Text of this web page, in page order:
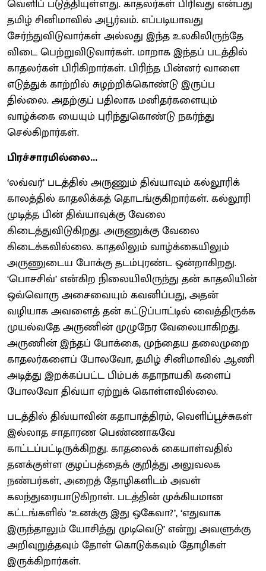
வெளிப் படுத்தியுள்ளது. காதலர்கள் பிரிவது என்பது
தமிழ் சினிமாவில் அபூர்வம். எப்படியாவது
சேர்ந்துவிடுவார்கள் அல்லது இந்த உலகிலிருந்தே
விடை பெற்றுவிடுவார்கள். மாறாக இந்தப் படத்தில்
காதலர்கள் பிரிகிறார்கள். பிரிந்த பின்னர் வாளை
எடுத்துக் காற்றில் சுழற்றிக்கொண்டு இருப்ப
தில்லை. அதற்குப் பதிலாக மனிதர்களையும்
வாழ்க்கை யையும் புரிந்துகொண்டு நகர்ந்து
செல்கிறார்கள்.
பிரச்சாரமில்லை...
‘லவ்வர்’ படத்தில் அருணும் திவ்யாவும் கல்லூரிக்
காலத்தில் காதலிக்கத் தொடங்குகிறார்கள். கல்லூரி
முடித்த பின் திவ்யாவுக்கு வேலை
கிடைத்துவிடுகிறது. அருணுக்கு வேலை
கிடைக்கவில்லை. காதலிலும் வாழ்க்கையிலும்
அருணுடைய போக்கு தடம்புரண்ட ஒன்றாகிறது.
‘பொசசிவ்’ என்கிற நிலையிலிருந்து தன் காதலியின்
ஒவ்வொரு அசைவையும் கவனிப்பது, அதன்
வழியாக அவளைத் தன் கட்டுப்பாட்டில் வைத்திருக்க
முயல்வதே அருணின் முழுநேர வேலையாகிறது.
அருணின் இந்தப் போக்கை, முந்தைய தலைமுறை
காதலர்களைப் போலவோ, தமிழ் சினிமாவில் ஆணி
அடித்து இறக்கப்பட்ட பிம்பக் கதாநாயகி களைப்
போலவோ திவ்யா ஏற்றுக் கொள்ளவில்லை.
படத்தில் திவ்யாவின் கதாபாத்திரம், வெளிப்பூச்சுகள்
இல்லாத சாதாரண பெண்ணாகவே
காட்டப்பட்டிருக்கிறது. காதலைக் கையாள்வதில்
தனக்குள்ள குழப்பத்தைக் குறித்து அலுவலக
நண்பர்கள், அறைத் தோழிகளிடம் அவள்
கலந்துரையாடுகிறாள். படத்தின் முக்கியமான
கட்டங்களில் ‘உனக்கு இது ஒகேவா?’, ‘எதுவாக
இருந்தாலும் யோசித்து முடிவெடு’ என்று அவளுக்கு
அறிவுறுத்தவும் தோள் கொடுக்கவும் தோழிகள்
இருக்கிறார்கள்.